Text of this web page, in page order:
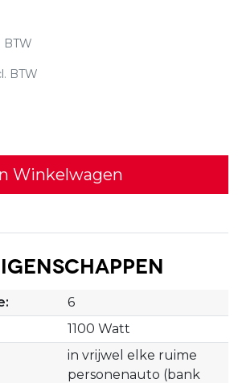
BTW
BTW
Winkelwagen
6
1100 Watt
in vrijwel elke ruime
personenauto (bank